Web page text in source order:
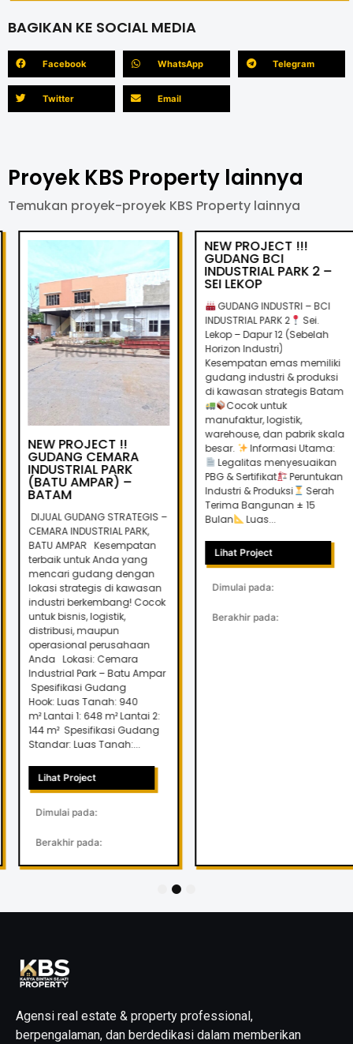
BAGIKAN KE SOCIAL MEDIA
Facebook WhatsApp Telegram
Twitter Email
Proyek KBS Property lainnya
Temukan proyek-proyek KBS Property lainnya
NEW PROJECT !!
GUDANG CEMARA
INDUSTRIAL PARK
(BATU AMPAR) –
BATAM
DIJUAL GUDANG STRATEGIS –
CEMARA INDUSTRIAL PARK,
BATU AMPAR Kesempatan
terbaik untuk Anda yang
mencari gudang dengan
lokasi strategis di kawasan
industri berkembang! Cocok
untuk bisnis, logistik,
distribusi, maupun
operasional perusahaan
Anda Lokasi: Cemara
Industrial Park – Batu Ampar
Spesifikasi Gudang
Hook: Luas Tanah: 940
m² Lantai 1: 648 m² Lantai 2:
144 m² Spesifikasi Gudang
Standar: Luas Tanah:...
Lihat Project
Dimulai pada:
Berakhir pada:
NEW PROJECT !!!
GUDANG BCI
INDUSTRIAL PARK 2 –
SEI LEKOP
GUDANG INDUSTRI – BCI
INDUSTRIAL PARK 2
Sei.
Lekop – Dapur 12 (Sebelah
Horizon Industri)
Kesempatan emas memiliki
gudang industri & produksi
di kawasan strategis Batam
Cocok untuk
manufaktur, logistik,
warehouse, dan pabrik skala
besar.
Informasi Utama:
Legalitas menyesuaikan
PBG & Sertifikat
Peruntukan
Industri & Produksi
Serah
Terima Bangunan ± 15
Bulan
Luas...
Lihat Project
Dimulai pada:
Berakhir pada:
Agensi real estate & property professional,
berpengalaman, dan berdedikasi dalam memberikan